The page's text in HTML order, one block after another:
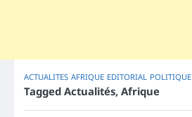
ACTUALITES AFRIQUE EDITORIAL POLITIQUE
Tagged Actualités, Afrique